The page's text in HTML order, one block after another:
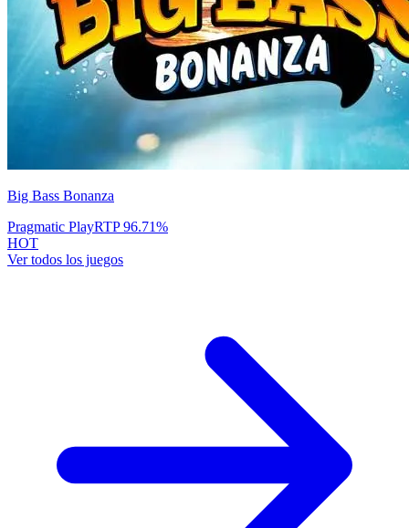
Big Bass Bonanza
Pragmatic PlayRTP96.71%
HOT
Ver todos los juegos